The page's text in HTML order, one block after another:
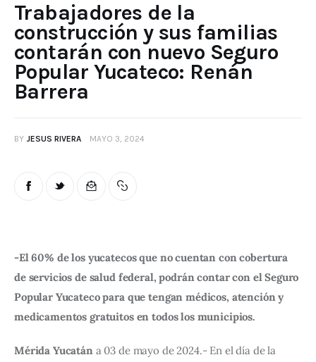
Trabajadores de la
construcción y sus familias
contarán con nuevo Seguro
Popular Yucateco: Renán
Barrera
BY JESUS RIVERA MAYO 3, 2024
-El 60% de los yucatecos que no cuentan con cobertura
de servicios de salud federal, podrán contar con el Seguro
Popular Yucateco para que tengan médicos, atención y
medicamentos gratuitos en todos los municipios.
Mérida Yucatán a 03 de mayo de 2024.- En el día de la